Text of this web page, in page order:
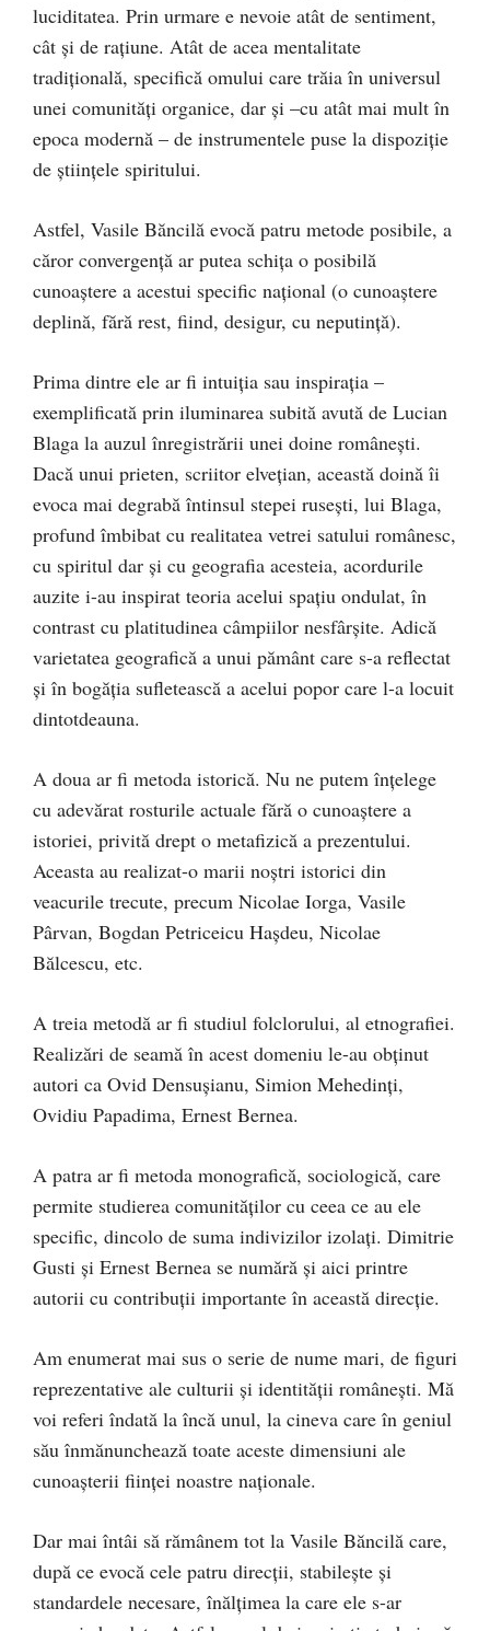
luciditatea. Prin urmare e nevoie atât de sentiment,
cât şi de raţiune. Atât de acea mentalitate
tradiţională, specifică omului care trăia în universul
unei comunităţi organice, dar şi –cu atât mai mult în
epoca modernă – de instrumentele puse la dispoziţie
de ştiinţele spiritului.
Astfel, Vasile Băncilă evocă patru metode posibile, a
căror convergenţă ar putea schiţa o posibilă
cunoaştere a acestui specific naţional (o cunoaştere
deplină, fără rest, fiind, desigur, cu neputinţă).
Prima dintre ele ar fi intuiţia sau inspiraţia –
exemplificată prin iluminarea subită avută de Lucian
Blaga la auzul înregistrării unei doine româneşti.
Dacă unui prieten, scriitor elveţian, această doină îi
evoca mai degrabă întinsul stepei ruseşti, lui Blaga,
profund îmbibat cu realitatea vetrei satului românesc,
cu spiritul dar şi cu geografia acesteia, acordurile
auzite i-au inspirat teoria acelui spaţiu ondulat, în
contrast cu platitudinea câmpiilor nesfârşite. Adică
varietatea geografică a unui pământ care s-a reflectat
şi în bogăţia sufletească a acelui popor care l-a locuit
dintotdeauna.
A doua ar fi metoda istorică. Nu ne putem înţelege
cu adevărat rosturile actuale fără o cunoaştere a
istoriei, privită drept o metafizică a prezentului.
Aceasta au realizat-o marii noştri istorici din
veacurile trecute, precum Nicolae Iorga, Vasile
Pârvan, Bogdan Petriceicu Haşdeu, Nicolae
Bălcescu, etc.
A treia metodă ar fi studiul folclorului, al etnografiei.
Realizări de seamă în acest domeniu le-au obţinut
autori ca Ovid Densuşianu, Simion Mehedinţi,
Ovidiu Papadima, Ernest Bernea.
A patra ar fi metoda monografică, sociologică, care
permite studierea comunităţilor cu ceea ce au ele
specific, dincolo de suma indivizilor izolaţi. Dimitrie
Gusti şi Ernest Bernea se numără şi aici printre
autorii cu contribuţii importante în această direcţie.
Am enumerat mai sus o serie de nume mari, de figuri
reprezentative ale culturii şi identităţii româneşti. Mă
voi referi îndată la încă unul, la cineva care în geniul
său înmănunchează toate aceste dimensiuni ale
cunoaşterii fiinţei noastre naţionale.
Dar mai întâi să rămânem tot la Vasile Băncilă care,
după ce evocă cele patru direcţii, stabileşte şi
standardele necesare, înălţimea la care ele s-ar